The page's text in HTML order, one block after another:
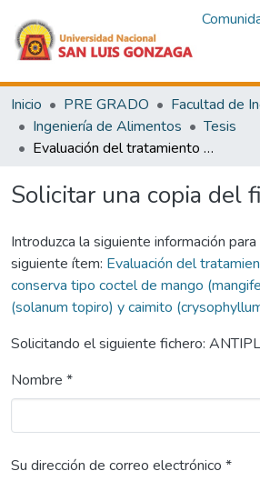
Inicio PRE GRADO
Ingeniería de Alimentos
Tesis
Evaluación del tratamiento térmico en conserva tipo coctel de mango (mangifera indica), cocona (solanum topiro) y caimito (crysophyllum cainito)
Solicitar una copia del
Introduzca la siguiente información
siguiente ítem: Evaluación del
conserva tipo coctel de mango
(solanum topiro) y caimito
Solicitando el siguiente fichero:
Nombre *
Su dirección de correo electrónico *